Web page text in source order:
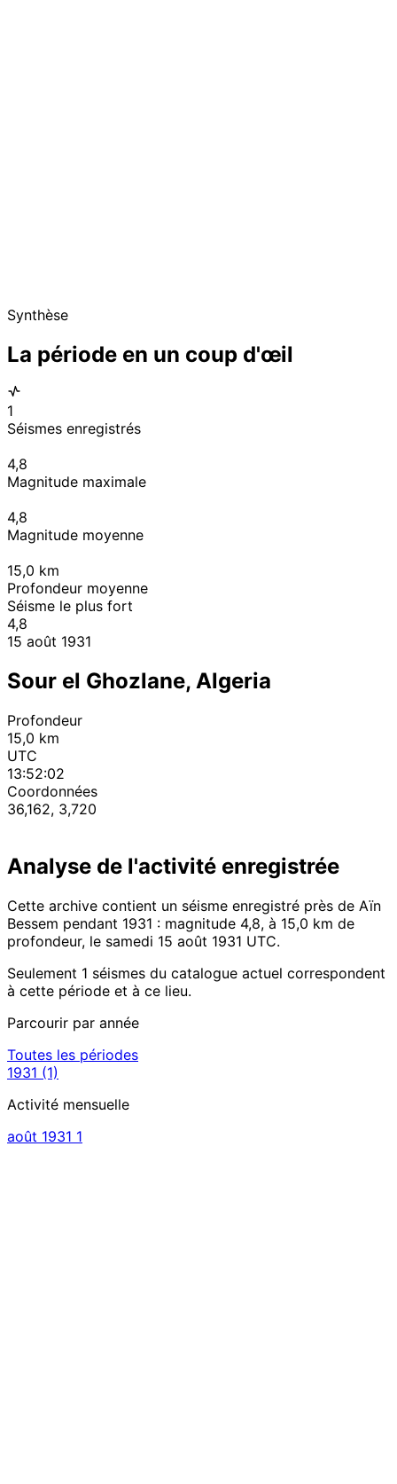
Synthèse
La période en un coup d'œil
1
Séismes enregistrés
4,8
Magnitude maximale
4,8
Magnitude moyenne
15,0 km
Profondeur moyenne
Séisme le plus fort
4,8
15 août 1931
Sour el Ghozlane, Algeria
Profondeur
15,0 km
UTC
13:52:02
Coordonnées
36,162, 3,720
Analyse de l'activité enregistrée
Cette archive contient un séisme enregistré près de Aïn
Bessem pendant 1931 : magnitude 4,8, à 15,0 km de
profondeur, le samedi 15 août 1931 UTC.
Seulement 1 séismes du catalogue actuel correspondent
à cette période et à ce lieu.
Parcourir par année
Toutes les périodes
1931 (1)
Activité mensuelle
août 1931 1